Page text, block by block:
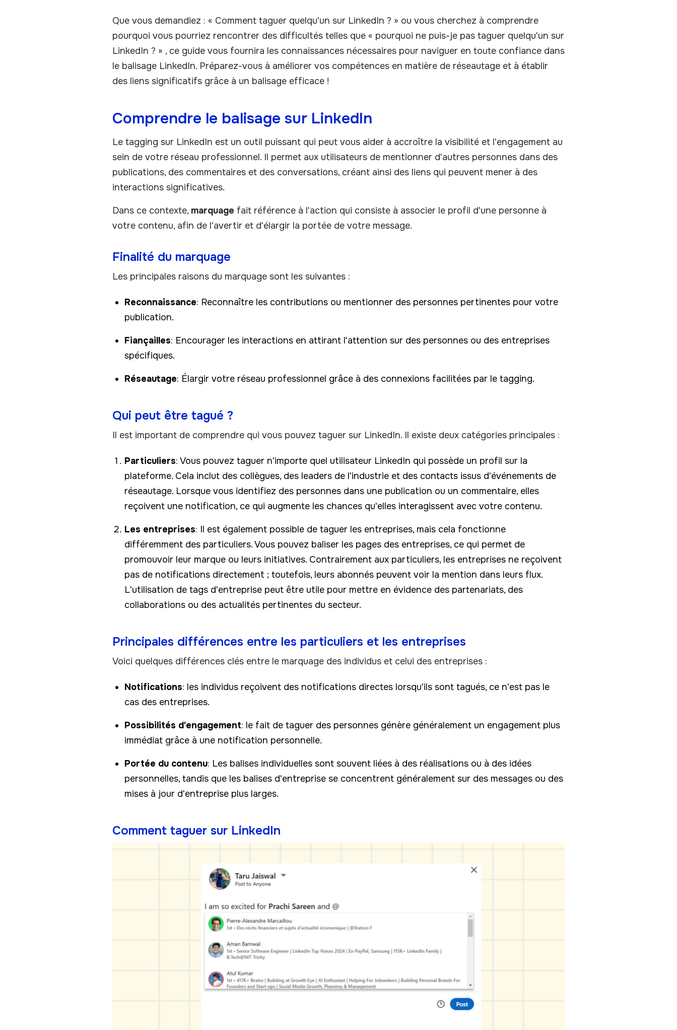
Que vous demandiez : « Comment taguer quelqu'un sur LinkedIn ? » ou vous cherchez à comprendre
pourquoi vous pourriez rencontrer des difficultés telles que « pourquoi ne puis-je pas taguer quelqu'un sur
LinkedIn ? » , ce guide vous fournira les connaissances nécessaires pour naviguer en toute confiance dans
le balisage LinkedIn. Préparez-vous à améliorer vos compétences en matière de réseautage et à établir
des liens significatifs grâce à un balisage efficace !
Comprendre le balisage sur LinkedIn
Le tagging sur LinkedIn est un outil puissant qui peut vous aider à accroître la visibilité et l'engagement au
sein de votre réseau professionnel. Il permet aux utilisateurs de mentionner d'autres personnes dans des
publications, des commentaires et des conversations, créant ainsi des liens qui peuvent mener à des
interactions significatives.
Dans ce contexte, marquage fait référence à l'action qui consiste à associer le profil d'une personne à
votre contenu, afin de l'avertir et d'élargir la portée de votre message.
Finalité du marquage
Les principales raisons du marquage sont les suivantes :
Reconnaissance: Reconnaître les contributions ou mentionner des personnes pertinentes pour votre
publication.
Fiançailles: Encourager les interactions en attirant l'attention sur des personnes ou des entreprises
spécifiques.
Réseautage: Élargir votre réseau professionnel grâce à des connexions facilitées par le tagging.
Qui peut être tagué ?
Il est important de comprendre qui vous pouvez taguer sur LinkedIn. Il existe deux catégories principales :
Particuliers: Vous pouvez taguer n'importe quel utilisateur LinkedIn qui possède un profil sur la
plateforme. Cela inclut des collègues, des leaders de l'industrie et des contacts issus d'événements de
réseautage. Lorsque vous identifiez des personnes dans une publication ou un commentaire, elles
reçoivent une notification, ce qui augmente les chances qu'elles interagissent avec votre contenu.
Les entreprises: Il est également possible de taguer les entreprises, mais cela fonctionne
différemment des particuliers. Vous pouvez baliser les pages des entreprises, ce qui permet de
promouvoir leur marque ou leurs initiatives. Contrairement aux particuliers, les entreprises ne reçoivent
pas de notifications directement ; toutefois, leurs abonnés peuvent voir la mention dans leurs flux.
L'utilisation de tags d'entreprise peut être utile pour mettre en évidence des partenariats, des
collaborations ou des actualités pertinentes du secteur.
Principales différences entre les particuliers et les entreprises
Voici quelques différences clés entre le marquage des individus et celui des entreprises :
Notifications: les individus reçoivent des notifications directes lorsqu'ils sont tagués, ce n'est pas le
cas des entreprises.
Possibilités d'engagement: le fait de taguer des personnes génère généralement un engagement plus
immédiat grâce à une notification personnelle.
Portée du contenu: Les balises individuelles sont souvent liées à des réalisations ou à des idées
personnelles, tandis que les balises d'entreprise se concentrent généralement sur des messages ou des
mises à jour d'entreprise plus larges.
Comment taguer sur LinkedIn